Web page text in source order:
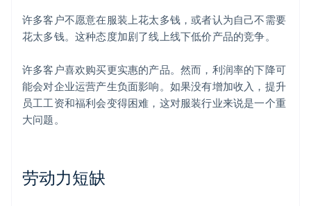
许多客户不愿意在服装上花太多钱，或者认为自己不需要
花太多钱。这种态度加剧了线上线下低价产品的竞争。
许多客户喜欢购买更实惠的产品。然而，利润率的下降可
能会对企业运营产生负面影响。如果没有增加收入，提升
员工工资和福利会变得困难，这对服装行业来说是一个重
大问题。
劳动力短缺